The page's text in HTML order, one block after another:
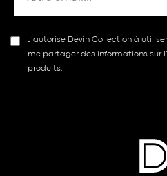
J’autorise Devin Collection à
me partager des informations sur
produits.